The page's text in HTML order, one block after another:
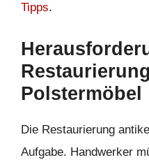
Tipps.
Polstermöbel
Die Restaurierung
Aufgabe. Handwerker